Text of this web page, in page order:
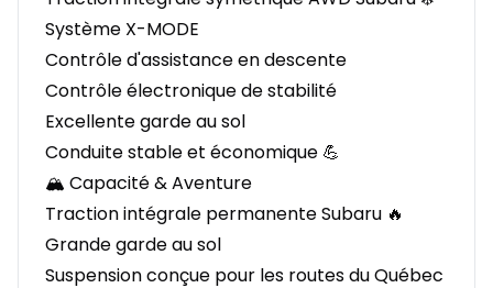
Système X-MODE
Contrôle d'assistance en descente
Contrôle électronique de stabilité
Excellente garde au sol
Conduite stable et économique 💪
🏔️ Capacité & Aventure
Traction intégrale permanente Subaru 🔥
Grande garde au sol
Suspension conçue pour les routes du Québec